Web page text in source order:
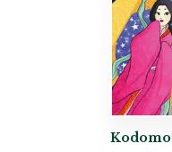
Kodomo